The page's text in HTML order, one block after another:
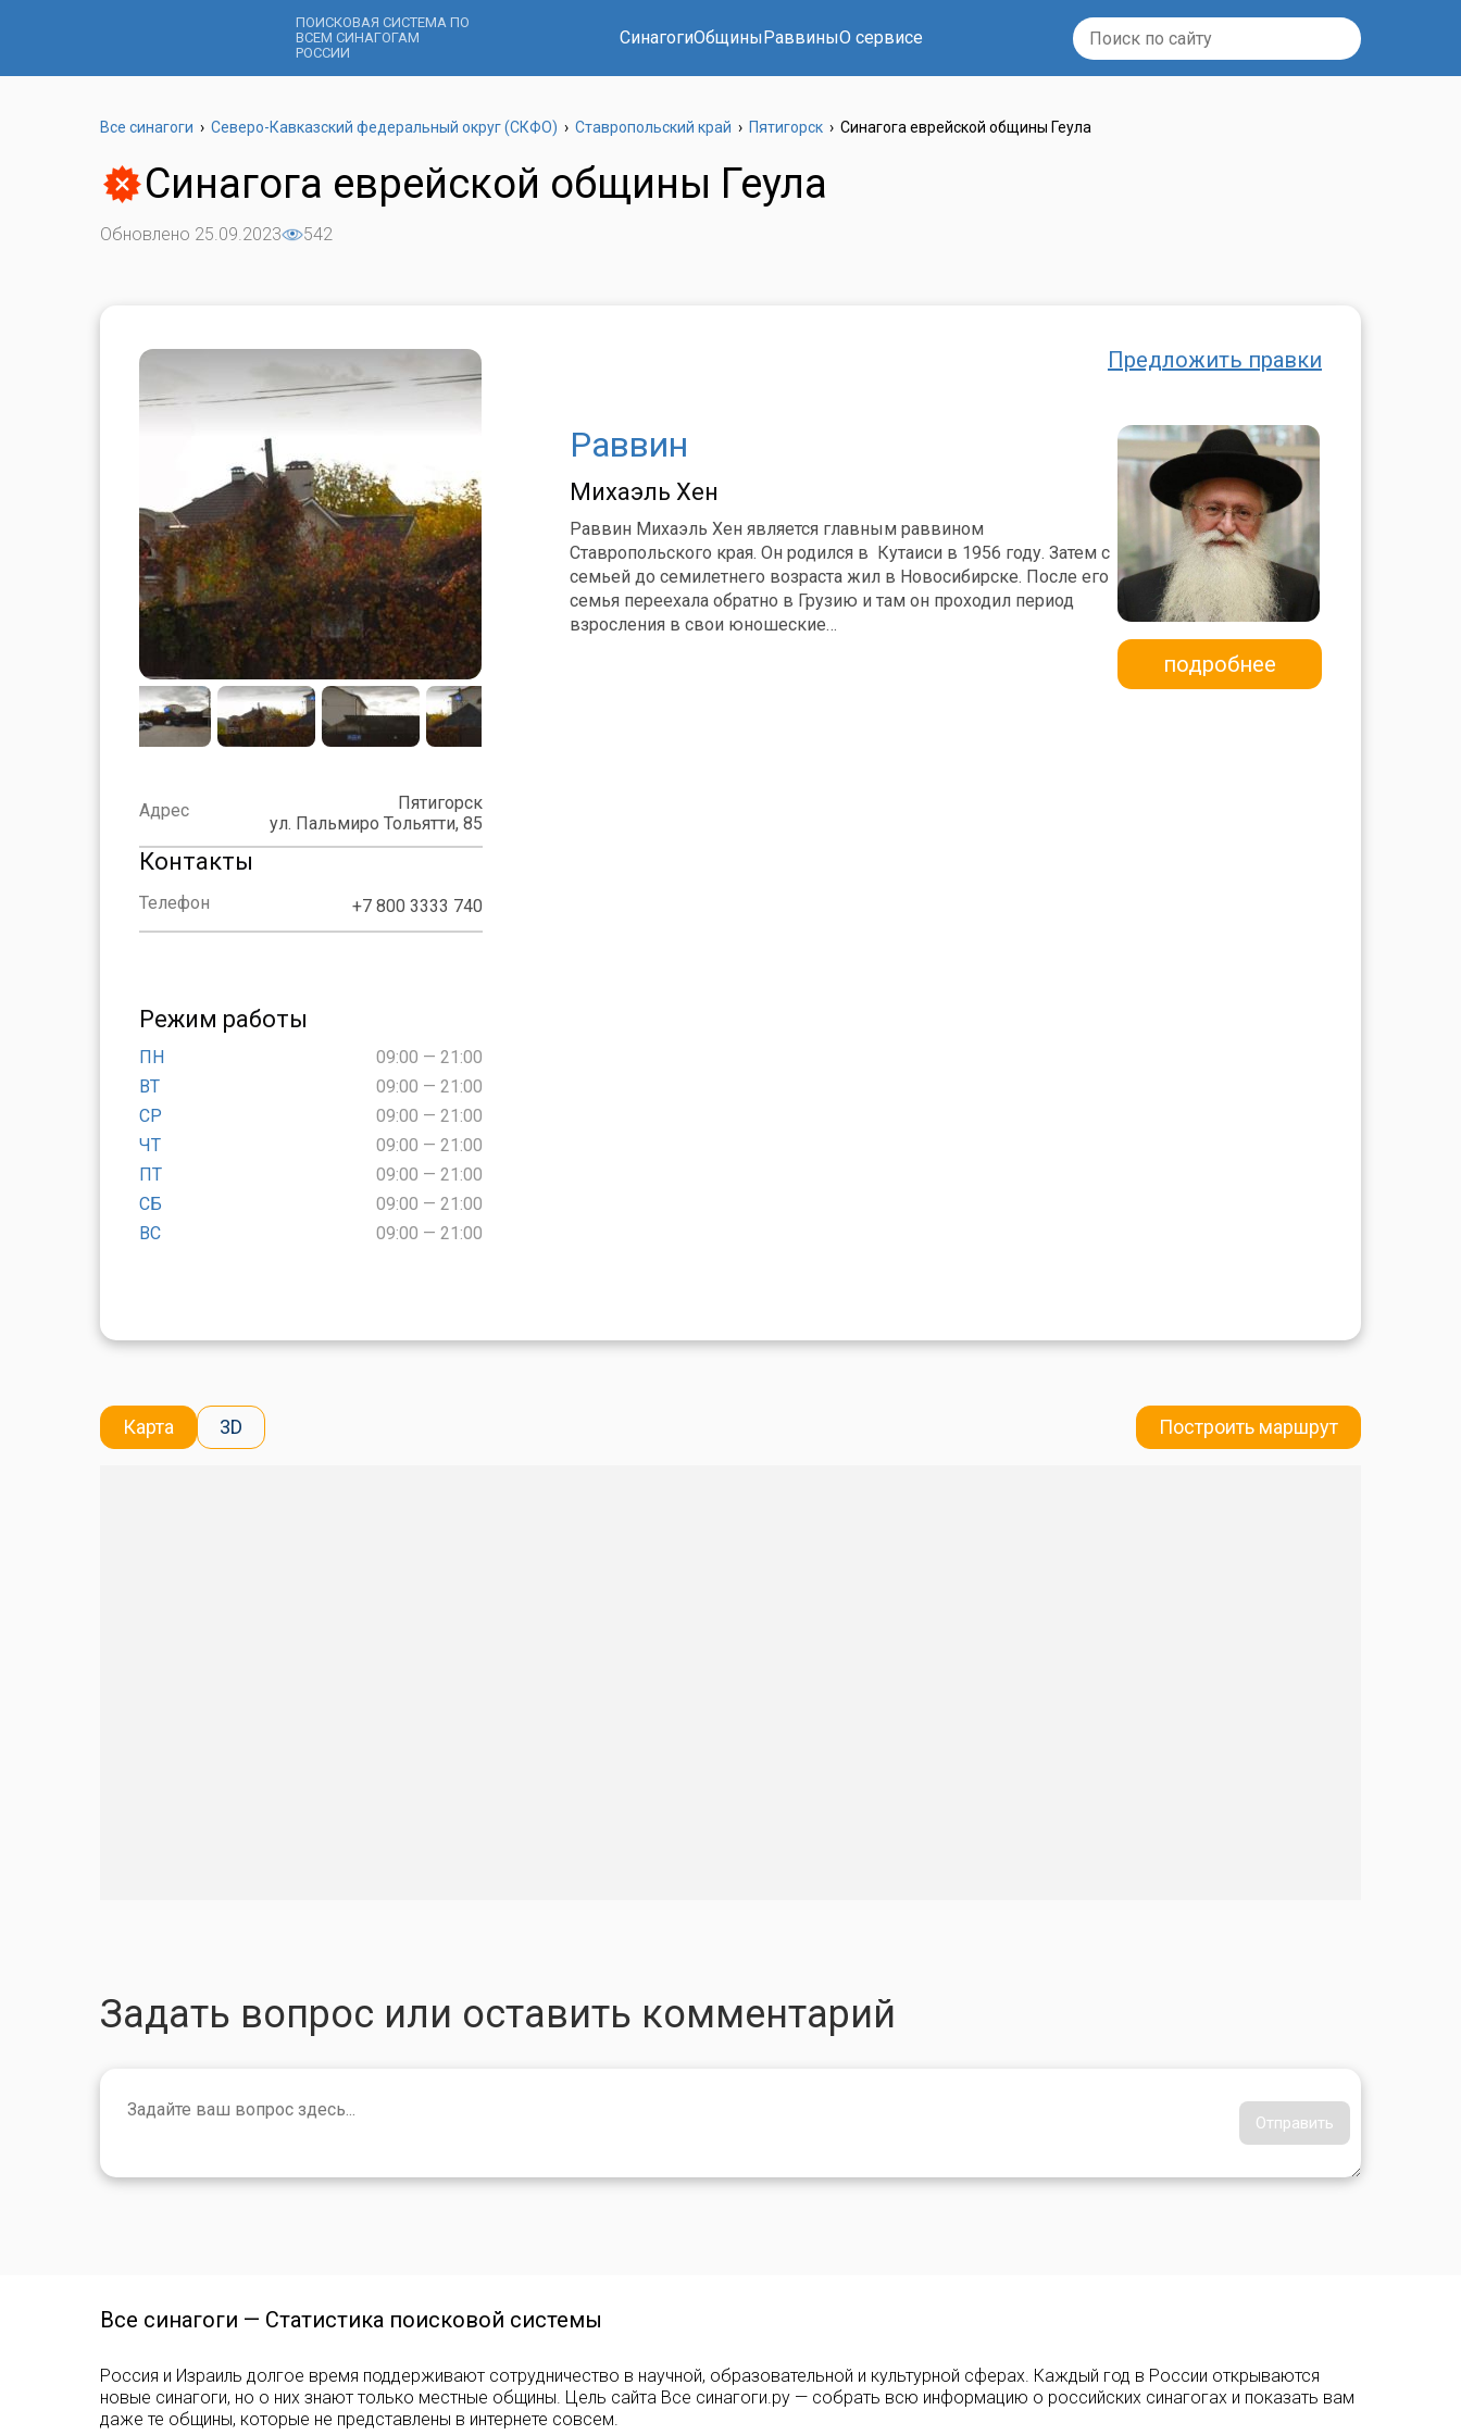
ПОИСКОВАЯ СИСТЕМА ПО
ВСЕМ СИНАГОГАМ
РОССИИ
СинагогиОбщиныРаввиныО сервисе
Все синагоги › Северо-Кавказский федеральный округ (СКФО) › Ставропольский край › Пятигорск › Синагога еврейской общины Геула
Синагога еврейской общины Геула
Обновлено 25.09.2023 542
Адрес
Пятигорск
ул. Пальмиро Тольятти, 85
Контакты
Телефон +7 800 3333 740
Режим работы
ПН
09:00 — 21:00
ВТ
09:00 — 21:00
СР
09:00 — 21:00
ЧТ
09:00 — 21:00
ПТ
09:00 — 21:00
СБ
09:00 — 21:00
ВС
09:00 — 21:00
Предложить правки
Раввин
Михаэль Хен
Раввин Михаэль Хен является главным раввином
Ставропольского края. Он родился в Кутаиси в 1956 году. Затем с
семьей до семилетнего возраста жил в Новосибирске. После его
семья переехала обратно в Грузию и там он проходил период
взросления в свои юношеские…
подробнее
Карта 3D Построить маршрут
Задать вопрос или оставить комментарий
Отправить
Все синагоги — Статистика поисковой системы
Россия и Израиль долгое время поддерживают сотрудничество в научной, образовательной и культурной сферах. Каждый год в России открываются
новые синагоги, но о них знают только местные общины. Цель сайта Все синагоги.ру — собрать всю информацию о российских синагогах и показать вам
даже те общины, которые не представлены в интернете совсем.